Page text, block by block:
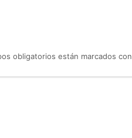
obligatorios están marcados con